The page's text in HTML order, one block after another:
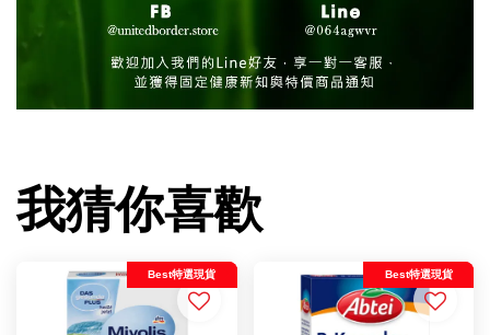
我猜你喜歡
Best特選現貨 Best特選現貨